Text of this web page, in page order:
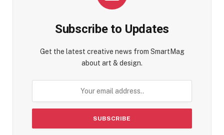
Subscribe to Updates
Get the latest creative news from SmartMag
about art & design.